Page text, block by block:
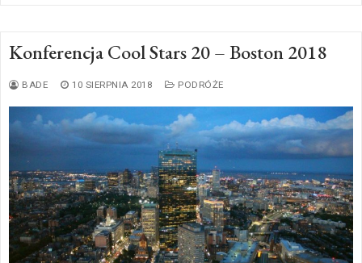
Konferencja Cool Stars 20 – Boston 2018
BADE 10 SIERPNIA 2018 PODRÓŻE